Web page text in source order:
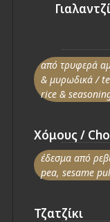
από τρυφερά
& μυρωδικά /
rice &
Χόμους /
έδεσμα από
pea, sesame
Τζατζίκι